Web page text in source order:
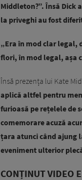
Middleton?”. Însă Dick
la priveghi au fost
„Era în mod clar legal,
flori, în mod legal, așa
Însă prezența lui Kate
aplică altfel pentru
furioasă pe rețelele de
comemorare acuză
țara atunci când ajung
eveniment ulterior
CONȚINUT VIDEO